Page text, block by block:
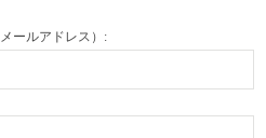
ールアドレス）: